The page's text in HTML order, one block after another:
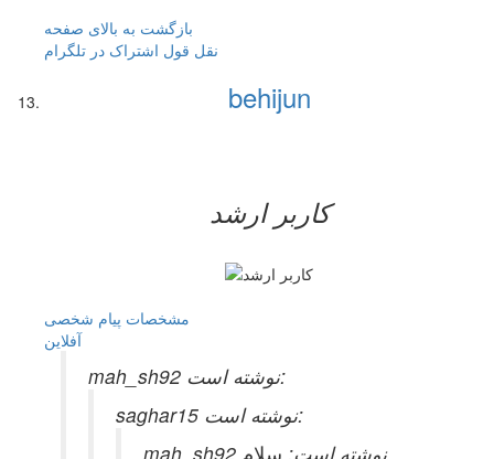
بازگشت به بالای صفحه
نقل قول اشتراک در تلگرام
behijun
کاربر ارشد
مشخصات پیام شخصی
آفلاين
mah_sh92 نوشته است:
saghar15 نوشته است:
mah_sh92 نوشته است: سلام